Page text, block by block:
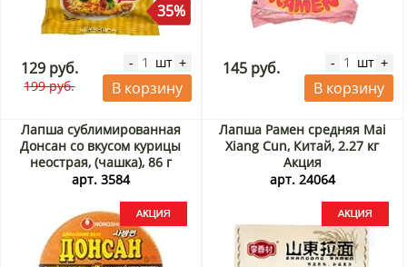
35%
129 руб.
199 руб.
- шт +
В корзину
145 руб. - шт +
В корзину
Лапша сублимированная
Донсан со вкусом курицы
неострая, (чашка), 86 г
Акция
арт. 3584
Лапша Рамен средняя Mai
Xiang Cun, Китай, 2.27 кг
Акция
арт. 24064